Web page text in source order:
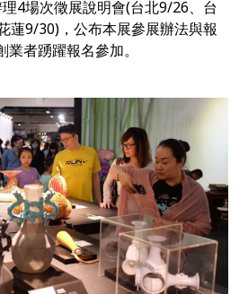
4場次徵展說明會(台北9/26、台
蓮9/30)，公布本展參展辦法與報
者踴躍報名參加。